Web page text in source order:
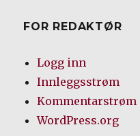
FOR REDAKTØR
Logg inn
Innleggsstrøm
Kommentarstrøm
WordPress.org